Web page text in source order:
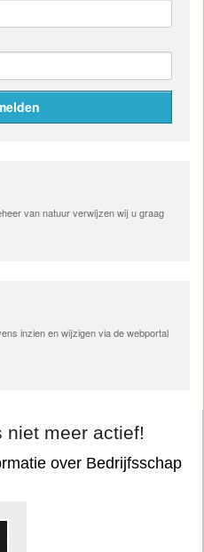
van natuur verwijzen wij u graag
inzien en wijzigen via de webportal
niet meer actief!
over Bedrijfsschap